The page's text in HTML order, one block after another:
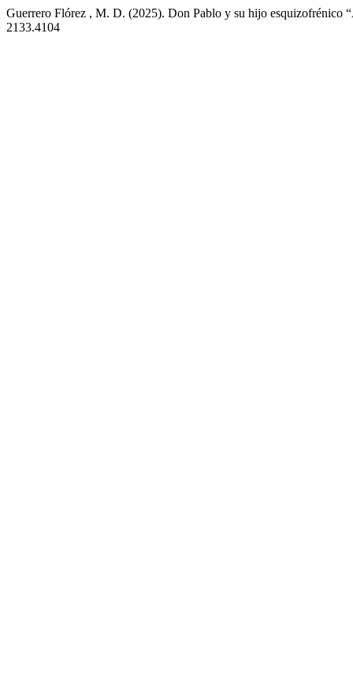
Guerrero Flórez , M. D. (2025). Don Pablo y su hijo esquizofrénico
2133.4104